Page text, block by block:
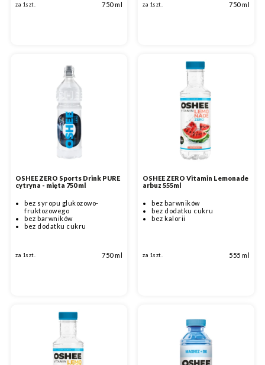
za 1szt. 750 ml za 1szt. 750 ml
OSHEE ZERO Sports Drink PURE
cytryna - mięta 750 ml
bez syropu glukozowo-
fruktozowego
bez barwników
bez dodatku cukru
za 1szt. 750 ml
OSHEE ZERO Vitamin Lemonade
arbuz 555ml
bez barwników
bez dodatku cukru
bez kalorii
za 1szt. 555 ml